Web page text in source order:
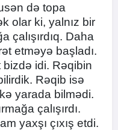
də topa
olar ki, yalnız bir
çalışırdıq. Daha
etməyə başladı.
idi. Rəqibin
Rəqib isə
yarada bilmədi.
çalışırdı.
yaxşı çıxış etdi.